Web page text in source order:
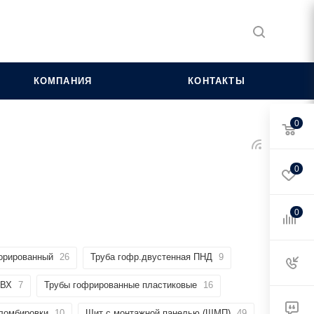
КОМПАНИЯ КОНТАКТЫ
26 Труба гофр.двустенная ПНД 9
7 Трубы гофрированные пластиковые 16
0
0
0